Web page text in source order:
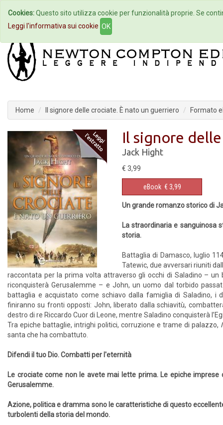
Home Autori Eventi
Home Il signore delle crociate. È nato un guerriero Formato
Il signore
Jack Hight
€ 3,99
eBook € 3,99
Un grande romanzo storico di
La straordinaria e sanguinosa
storia.
Battaglia di Damasco, luglio
Tatewic, due avversari riuniti
raccontata per la prima volta attraverso gli occhi di Saladino –
riconquisterà Gerusalemme – e John, un uomo dal torbido
battaglia e acquistato come schiavo dalla famiglia di Saladino,
finiranno su fronti opposti: John, liberato dalla schiavitù,
destro di re Riccardo Cuor di Leone, mentre Saladino conquisterà
Tra epiche battaglie, intrighi politici, corruzione e trame di palazzo,
santa che ha combattuto.
Difendi il tuo Dio. Combatti per l'eternità
Le crociate come non le avete mai lette prima. Le epiche
Gerusalemme.
Azione, politica e dramma sono le caratteristiche di questo
turbolenti della storia del mondo.
Cookies:Questo sito utilizza cookie per funzionalità proprie. Se
Leggi l'informativa sui cookie OK